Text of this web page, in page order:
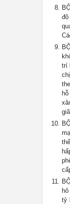
trí
tỷ